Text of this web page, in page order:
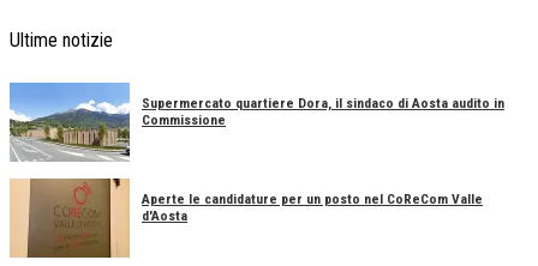
Ultime notizie
Supermercato quartiere Dora, il sindaco di Aosta audito in
Commissione
Aperte le candidature per un posto nel CoReCom Valle
d'Aosta